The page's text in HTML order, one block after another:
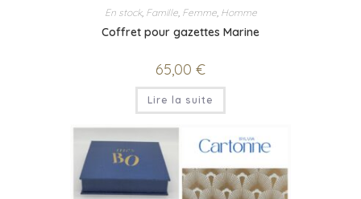
En stock, Famille, Femme, Homme
Coffret pour gazettes Marine
65,00 €
Lire la suite